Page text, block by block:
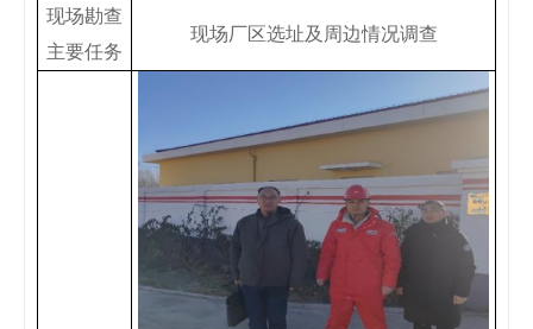
现场勘查
主要任务
现场厂区选址及周边情况调查